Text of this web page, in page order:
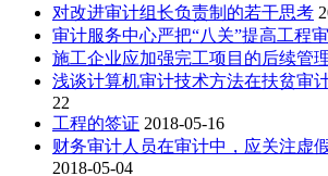
对改进审计组长负责制的若干思考
审计服务中心严把“八关”提高工程
施工企业应加强完工项目的后续管
浅谈计算机审计技术方法在扶贫审
22
工程的签证 2018-05-16
财务审计人员在审计中，应关注虚
2018-05-04